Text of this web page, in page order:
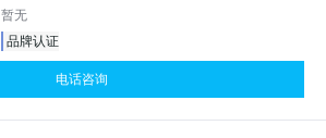
暂无
品牌认证
电话咨询